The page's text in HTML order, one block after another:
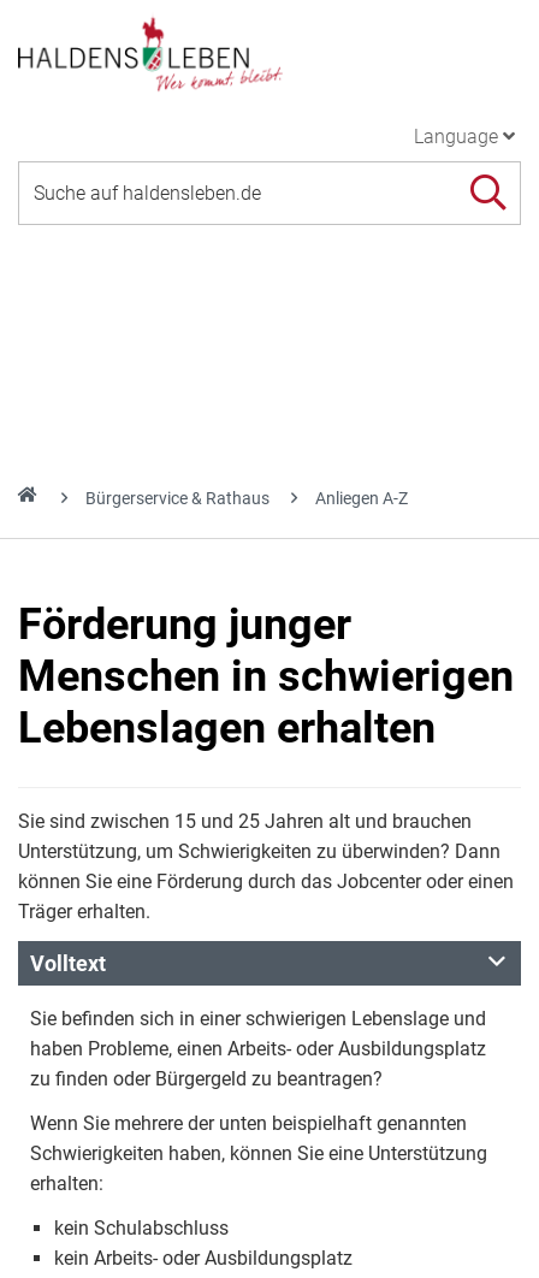
Language
Bürgerservice & Rathaus Anliegen A-Z
Förderung junger
Menschen in schwierigen
Lebenslagen erhalten
Sie sind zwischen 15 und 25 Jahren alt und brauchen
Unterstützung, um Schwierigkeiten zu überwinden? Dann
können Sie eine Förderung durch das Jobcenter oder einen
Träger erhalten.
Volltext
Sie befinden sich in einer schwierigen Lebenslage und
haben Probleme, einen Arbeits- oder Ausbildungsplatz
zu finden oder Bürgergeld zu beantragen?
Wenn Sie mehrere der unten beispielhaft genannten
Schwierigkeiten haben, können Sie eine Unterstützung
erhalten:
kein Schulabschluss
kein Arbeits- oder Ausbildungsplatz